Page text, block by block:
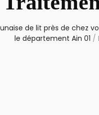
de lit près de chez
le département Ain 01 /